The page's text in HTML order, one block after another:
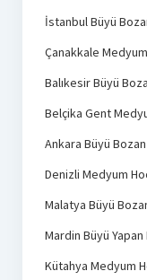
İstanbul Büyü
Çanakkale
Balıkesir Büyü
Belçika Gent
Ankara Büyü
Denizli Medyum
Malatya Büyü
Mardin Büyü
Kütahya Medyum